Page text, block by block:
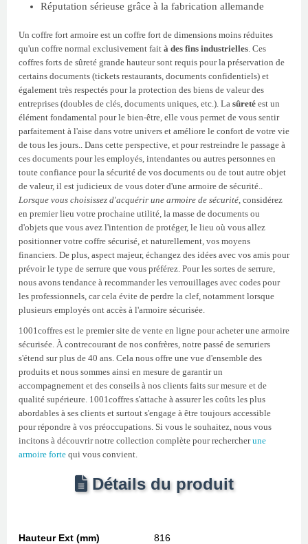
Réputation sérieuse grâce à la fabrication allemande
Un coffre fort armoire est un coffre fort de dimensions moins réduites
qu'un coffre normal exclusivement fait à des fins industrielles . Ces
coffres forts de sûreté grande hauteur sont requis pour la préservation de
certains documents (tickets restaurants, documents confidentiels) et
également très respectés pour la protection des biens de valeur des
entreprises (doubles de clés, documents uniques, etc.). La sûreté est un
élément fondamental pour le bien-être, elle vous permet de vous sentir
parfaitement à l'aise dans votre univers et améliore le confort de votre vie
de tous les jours.. Dans cette perspective, et pour restreindre le passage à
ces documents pour les employés, intendantes ou autres personnes en
toute confiance pour la sécurité de vos documents ou de tout autre objet
de valeur, il est judicieux de vous doter d'une armoire de sécurité..
Lorsque vous choisissez d'acquérir une armoire de sécurité , considérez
en premier lieu votre prochaine utilité, la masse de documents ou
d'objets que vous avez l'intention de protéger, le lieu où vous allez
positionner votre coffre sécurisé, et naturellement, vos moyens
financiers. De plus, aspect majeur, échangez des idées avec vos amis pour
prévoir le type de serrure que vous préférez. Pour les sortes de serrure,
nous avons tendance à recommander les verrouillages avec codes pour
les professionnels, car cela évite de perdre la clef, notamment lorsque
plusieurs employés ont accès à l'armoire sécurisée.
1001coffres est le premier site de vente en ligne pour acheter une armoire
sécurisée. À contrecourant de nos confrères, notre passé de serruriers
s'étend sur plus de 40 ans. Cela nous offre une vue d'ensemble des
produits et nous sommes ainsi en mesure de garantir un
accompagnement et des conseils à nos clients faits sur mesure et de
qualité supérieure. 1001coffres s'attache à assurer les coûts les plus
abordables à ses clients et surtout s'engage à être toujours accessible
pour répondre à vos préoccupations. Si vous le souhaitez, nous vous
incitons à découvrir notre collection complète pour rechercherune
armoire forte qui vous convient.
Détails du produit
Hauteur Ext (mm) 816